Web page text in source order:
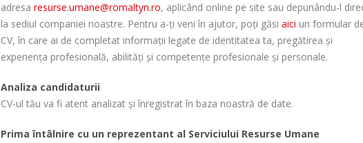
adresa resurse.umane@romaltyn.ro, aplicând online pe site sau depunându-l
la sediul companiei noastre. Pentru a-ți veni în ajutor, poți găsi aici un formular
CV, în care ai de completat informații legate de identitatea ta, pregătirea și
experiența profesională, abilități și competențe profesionale și personale.
Analiza candidaturii
CV-ul tău va fi atent analizat și înregistrat în baza noastră de date.
Prima întâlnire cu un reprezentant al Serviciului Resurse Umane